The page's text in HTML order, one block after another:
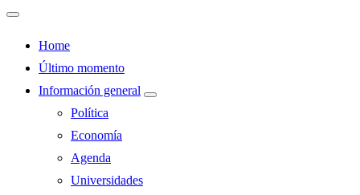
Home
Último momento
Información general
Política
Economía
Agenda
Universidades